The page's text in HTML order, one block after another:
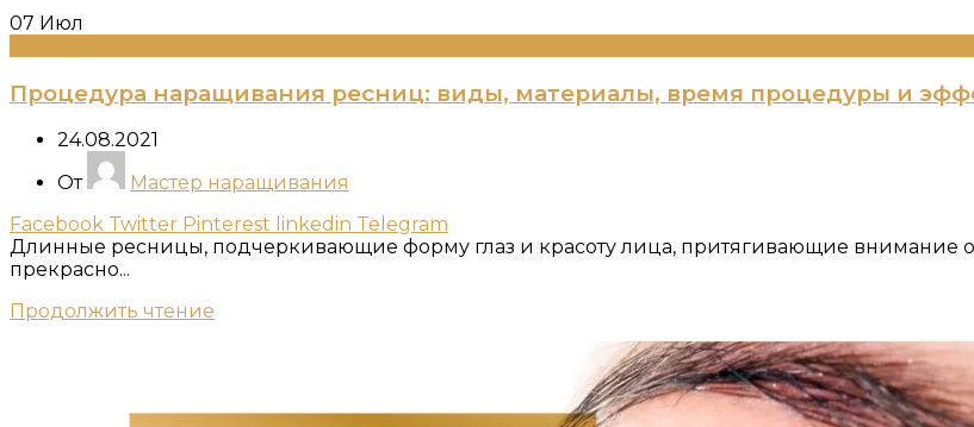
07 Июл
Процедура наращивания ресниц: виды, материалы, время процедуры и
24.08.2021
От
Мастер наращивания
Facebook Twitter Pinterest linkedin Telegram
Длинные ресницы, подчеркивающие форму глаз и красоту лица, притягивающие внимание
прекрасно...
Продолжить чтение